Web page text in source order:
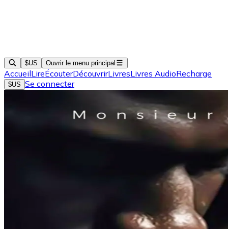
$US Ouvrir le menu principal
AccueilLireÉcouterDécouvrirLivresLivres AudioRecharge
$US Se connecter